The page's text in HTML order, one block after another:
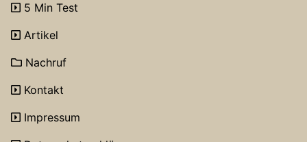
5 Min Test
Artikel
Nachruf
Kontakt
Impressum